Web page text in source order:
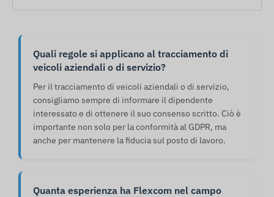
Quali regole si applicano al tracciamento di
veicoli aziendali o di servizio?
Per il tracciamento di veicoli aziendali o di servizio,
consigliamo sempre di informare il dipendente
interessato e di ottenere il suo consenso scritto. Ciò è
importante non solo per la conformità al GDPR, ma
anche per mantenere la fiducia sul posto di lavoro.
Quanta esperienza ha Flexcom nel campo